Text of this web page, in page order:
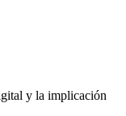
y la implicación